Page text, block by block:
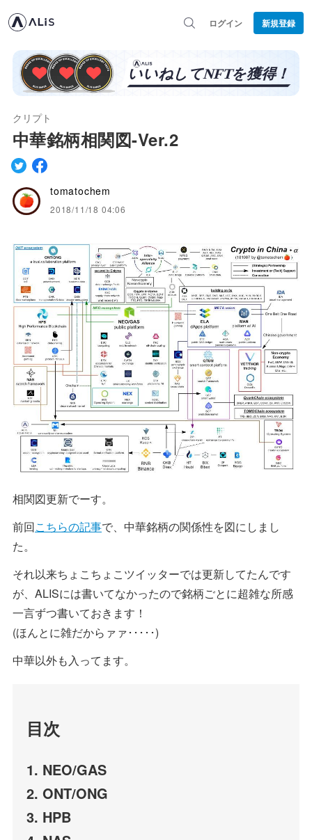
ログイン 新規登録
クリプト
中華銘柄相関図-Ver.2
tomatochem
2018/11/18 04:06
相関図更新でーす。
前回こちらの記事で、中華銘柄の関係性を図にしまし
た。
それ以来ちょこちょこツイッターでは更新してたんです
が、ALISには書いてなかったので銘柄ごとに超雑な所感
一言ずつ書いておきます！
(ほんとに雑だからァァ･････)
中華以外も入ってます。
目次
1. NEO/GAS
2. ONT/ONG
3. HPB